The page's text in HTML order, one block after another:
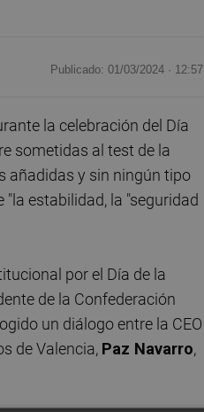
Publicado: 01/03/2024 · 12:57
la celebración del Día
sometidas al test de la
añadidas y sin ningún tipo
estabilidad, la "seguridad
por el Día de la
de la Confederación
un diálogo entre la CEO
de Valencia, Paz Navarro,